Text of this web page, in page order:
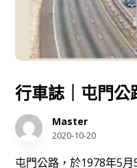
行車誌｜屯門公
Master
2020-10-20
屯門公路，於1978年5月